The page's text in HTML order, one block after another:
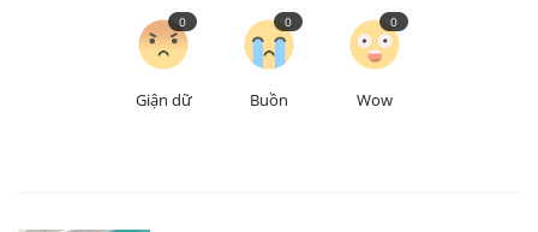
Giận dữ
0
Buồn
0
Wow
0